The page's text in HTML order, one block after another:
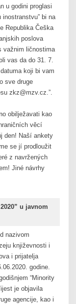
u godini proglasi
inostranstvu” bi na
Republika Češka
poslova
važnim ličnostima
vas da do 31. 7.
koji bi vam
sve druge
zkz@mzv.cz.”.
obilježavati kao
věcí
den! Naší ankety
se jí prodloužit
z navržených
Jiné návrhy
u javnom
nazivom
književnosti i
i prijatelja
godine.
“Minority
je objavila
agencije, kao i